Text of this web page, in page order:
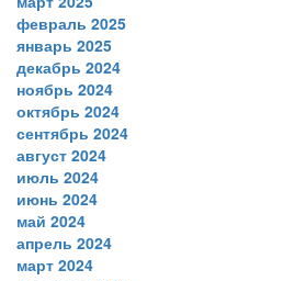
февраль 2025
январь 2025
декабрь 2024
ноябрь 2024
октябрь 2024
сентябрь 2024
август 2024
июль 2024
июнь 2024
май 2024
апрель 2024
март 2024